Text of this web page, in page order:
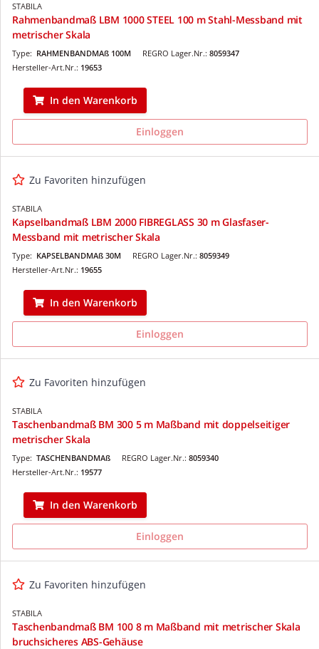
STABILA
Rahmenbandmaß LBM 1000 STEEL 100 m Stahl-Messband mit
metrischer Skala
REGRO Lager.Nr.: 8059347
Type: RAHMENBANDMAß 100M
Hersteller-Art.Nr.: 19653
In den Warenkorb
Einloggen
Zu Favoriten hinzufügen
STABILA
Kapselbandmaß LBM 2000 FIBREGLASS 30 m Glasfaser-
Messband mit metrischer Skala
REGRO Lager.Nr.: 8059349
Type: KAPSELBANDMAß 30M
Hersteller-Art.Nr.: 19655
In den Warenkorb
Einloggen
Zu Favoriten hinzufügen
STABILA
Taschenbandmaß BM 300 5 m Maßband mit doppelseitiger
metrischer Skala
REGRO Lager.Nr.: 8059340
Type: TASCHENBANDMAß
Hersteller-Art.Nr.: 19577
In den Warenkorb
Einloggen
Zu Favoriten hinzufügen
STABILA
Taschenbandmaß BM 100 8 m Maßband mit metrischer Skala
bruchsicheres ABS-Gehäuse